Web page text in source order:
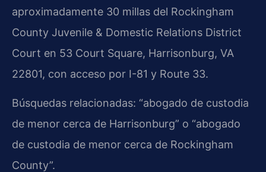
aproximadamente 30 millas del Rockingham
County Juvenile & Domestic Relations District
Court en 53 Court Square, Harrisonburg, VA
22801, con acceso por I-81 y Route 33.
Búsquedas relacionadas: “abogado de custodia
de menor cerca de Harrisonburg” o “abogado
de custodia de menor cerca de Rockingham
County”.